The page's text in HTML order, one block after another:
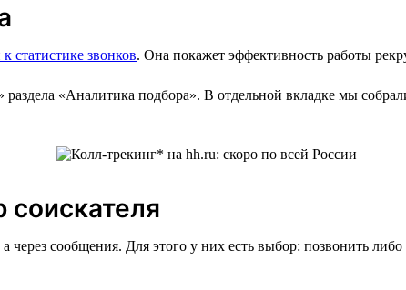
статистике звонков. Она покажет эффективность работы
«Аналитика подбора». В отдельной вкладке мы
сообщения. Для этого у них есть выбор: позвонить